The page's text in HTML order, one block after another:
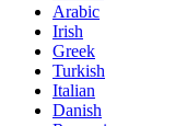
Arabic
Irish
Greek
Turkish
Italian
Danish